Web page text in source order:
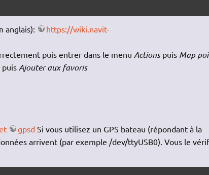
anglais):
https://wiki.navit-
puis entrer dans le menu Actionspuis Map
puis Ajouter aux favoris
gpsdSi vous utilisez un GPS bateau (répondant à la
arrivent (par exemple /dev/ttyUSB0). Vous le